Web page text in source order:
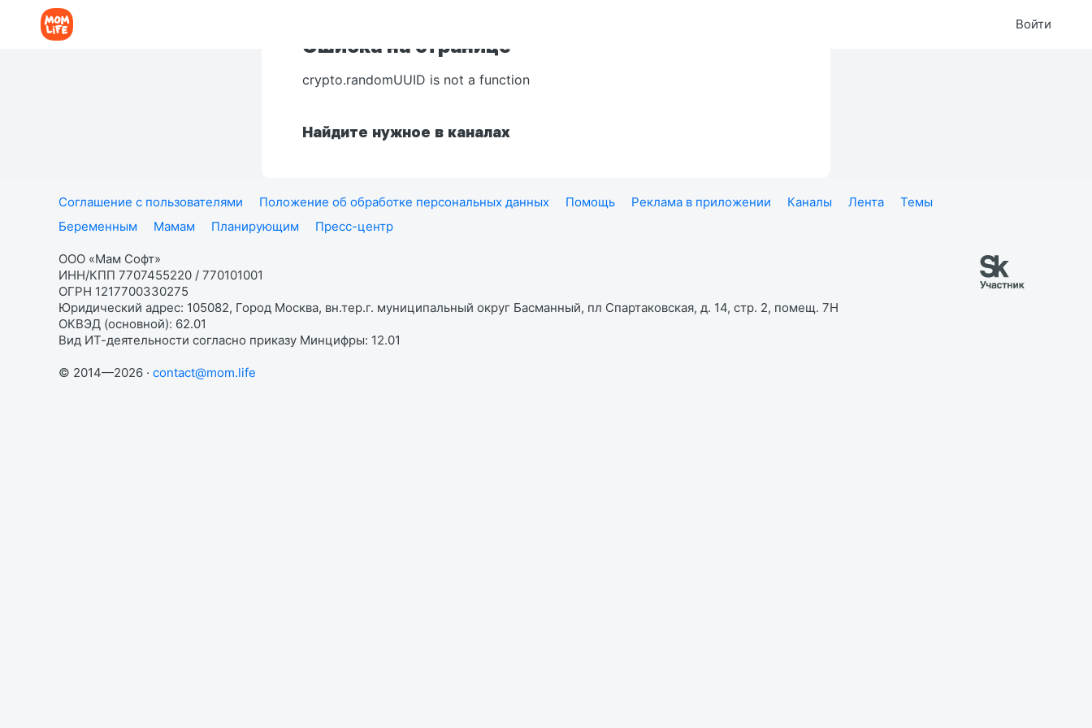
Войти
Ошибка на странице
crypto.randomUUID is not a function
Найдите нужное в каналах
Соглашение с пользователями Положение об обработке персональных данных Помощь Реклама в приложении Каналы Лента
Темы
Беременным
Мамам Планирующим Пресс-центр
ООО «Мам Софт»
ИНН/КПП 7707455220 / 770101001
ОГРН 1217700330275
Юридический адрес: 105082, Город Москва, вн.тер.г. муниципальный округ Басманный, пл Спартаковская, д. 14, стр. 2, помещ. 7Н
ОКВЭД (основной): 62.01
Вид ИТ-деятельности согласно приказу Минцифры: 12.01
© 2014—2026 · contact@mom.life